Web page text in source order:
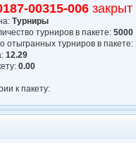
00315-006
Турниры
турниров в пакете: 5000
отыгранных турниров в пакете:
12.29
0.00
к пакету: